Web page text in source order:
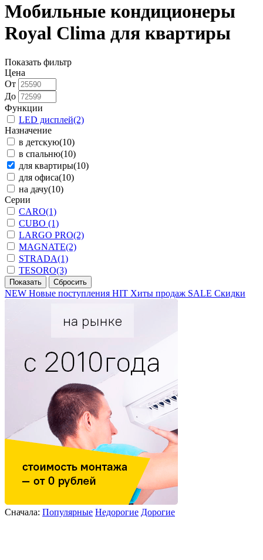
Мобильные кондиционеры
Royal Clima для квартиры
Показать фильтр
Цена
От
До
Функции
LED дисплей(2)
Назначение
в детскую(10)
в спальню(10)
для квартиры(10)
для офиса(10)
на дачу(10)
Серии
CARO(1)
CUBO (1)
LARGO PRO(2)
MAGNATE(2)
STRADA(1)
TESORO(3)
NEW Новые поступления HIT Хиты продаж SALE Скидки
Сначала: Популярные Недорогие Дорогие